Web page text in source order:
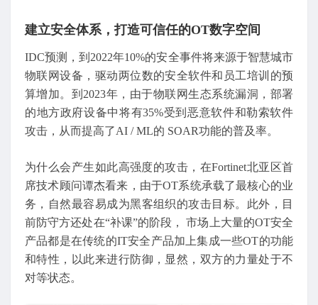
建立安全体系，打造可信任的OT数字空间
IDC预测，到2022年10%的安全事件将来源于智慧城市
物联网设备，驱动两位数的安全软件和员工培训的预
算增加。到2023年，由于物联网生态系统漏洞，部署
的地方政府设备中将有35%受到恶意软件和勒索软件
攻击，从而提高了AI / ML的 SOAR功能的普及率。
为什么会产生如此高强度的攻击，在Fortinet北亚区首
席技术顾问谭杰看来，由于OT系统承载了最核心的业
务，自然最容易成为黑客组织的攻击目标。此外，目
前防守方还处在“补课”的阶段， 市场上大量的OT安全
产品都是在传统的IT安全产品加上集成一些OT的功能
和特性，以此来进行防御，显然，双方的力量处于不
对等状态。